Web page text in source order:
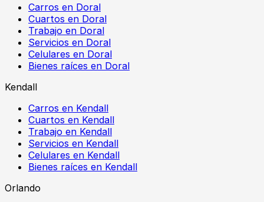
Carros en Doral
Cuartos en Doral
Trabajo en Doral
Servicios en Doral
Celulares en Doral
Bienes raíces en Doral
Kendall
Carros en Kendall
Cuartos en Kendall
Trabajo en Kendall
Servicios en Kendall
Celulares en Kendall
Bienes raíces en Kendall
Orlando